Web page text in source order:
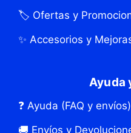
🏷️ Ofertas y
✨ Accesorios y
Ayuda
❓ Ayuda (FAQ y envíos)
🚚 Envíos y